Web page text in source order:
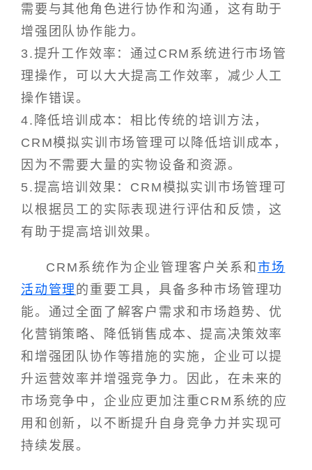
需要与其他角色进行协作和沟通，这有助于
增强团队协作能力。
3.提升工作效率：通过CRM系统进行市场管
理操作，可以大大提高工作效率，减少人工
操作错误。
4.降低培训成本：相比传统的培训方法，
CRM模拟实训市场管理可以降低培训成本，
因为不需要大量的实物设备和资源。
5.提高培训效果：CRM模拟实训市场管理可
以根据员工的实际表现进行评估和反馈，这
有助于提高培训效果。
CRM系统作为企业管理客户关系和 市场
活动管理 的重要工具，具备多种市场管理功
能。通过全面了解客户需求和市场趋势、优
化营销策略、降低销售成本、提高决策效率
和增强团队协作等措施的实施，企业可以提
升运营效率并增强竞争力。因此，在未来的
市场竞争中，企业应更加注重CRM系统的应
用和创新，以不断提升自身竞争力并实现可
持续发展。